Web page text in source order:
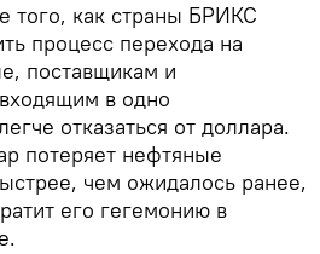
того, как страны БРИКС
процесс перехода на
поставщикам и
в одно
отказаться от доллара.
потеряет нефтяные
чем ожидалось ранее,
его гегемонию в